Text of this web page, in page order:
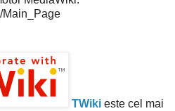
Main_Page
TWiki este cel mai